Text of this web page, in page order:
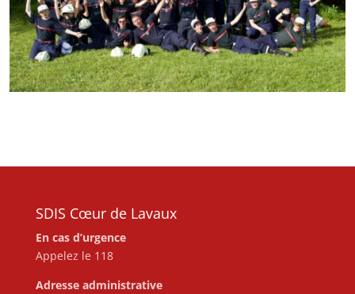
SDIS Cœur de Lavaux
En cas d’urgence
Appelez le 118
Adresse administrative